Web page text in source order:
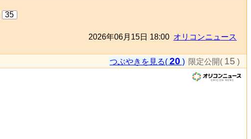
35
2026年06月15日 18:00 オリコンニュース
つぶやきを見る( 20 ) 限定公開( 15 )